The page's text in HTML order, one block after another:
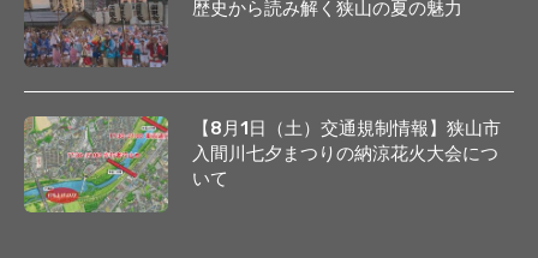
歴史から読み解く狭山の夏の魅力
【8月1日（土）交通規制情報】狭山市
入間川七夕まつりの納涼花火大会につ
いて